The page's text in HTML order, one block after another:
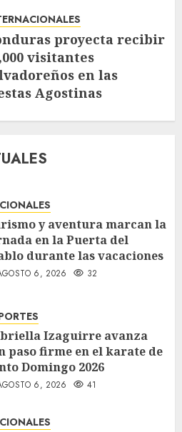
proyecta recibir
visitantes
en las
Agostinas
y aventura marcan la
en la Puerta del
durante las vacaciones
6, 2026 32
Izaguirre avanza
paso firme en el karate de
Domingo 2026
6, 2026 41